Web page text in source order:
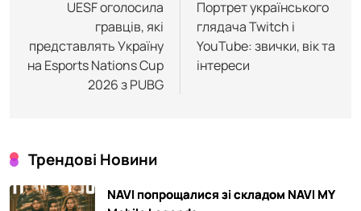
записівUESF оголосила
гравців, які
представлять Україну
на Esports Nations Cup
2026 з PUBG
Портрет українського
глядача Twitch і
YouTube: звички, вік та
інтереси
Трендові Новини
NAVI попрощалися зі складом NAVI MY